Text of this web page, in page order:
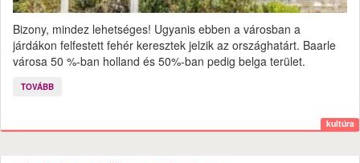
Bizony, mindez lehetséges! Ugyanis ebben a városban a
járdákon felfestett fehér keresztek jelzik az országhatárt. Baarle
városa 50 %-ban holland és 50%-ban pedig belga terület.
TOVÁBB
kultúra